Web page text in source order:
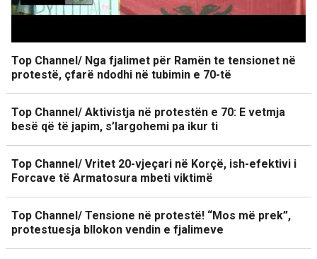
Top Channel/ Nga fjalimet për Ramën te tensionet në
protestë, çfarë ndodhi në tubimin e 70-të
Top Channel/ Aktivistja në protestën e 70: E vetmja
besë që të japim, s’largohemi pa ikur ti
Top Channel/ Vritet 20-vjeçari në Korçë, ish-efektivi i
Forcave të Armatosura mbeti viktimë
Top Channel/ Tensione në protestë! “Mos më prek”,
protestuesja bllokon vendin e fjalimeve